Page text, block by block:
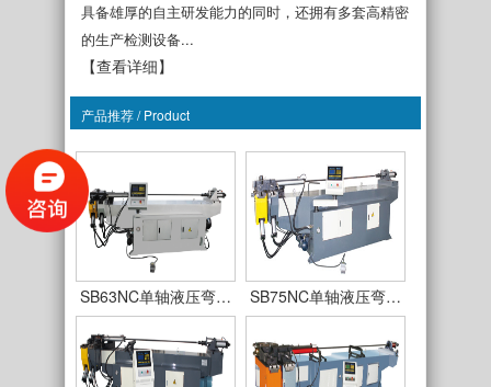
具备雄厚的自主研发能力的同时，还拥有多套高精密
的生产检测设备...
【查看详细】
产品推荐 / Product
SB38NC单轴液压弯… SB50NC单轴液压弯…
SB63NC单轴液压弯… SB75NC单轴液压弯…